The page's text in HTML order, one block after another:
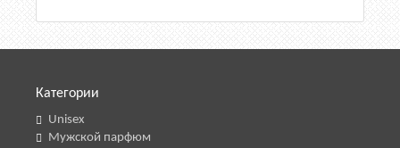
Категории
Unisex
Мужской парфюм